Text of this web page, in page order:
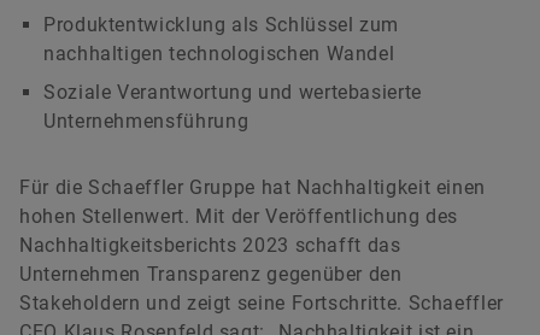
Leiter Kommunikation Finanzen & Nachhaltigkeit
Schaeffler AG
Herzogenaurach
+49 9132 82 3714
Produktentwicklung als Schlüssel zum
nachhaltigen technologischen Wandel
Soziale Verantwortung und wertebasierte
Unternehmensführung
Für die Schaeffler Gruppe hat Nachhaltigkeit einen
hohen Stellenwert. Mit der Veröffentlichung des
Nachhaltigkeitsberichts 2023 schafft das
Unternehmen Transparenz gegenüber den
Stakeholdern und zeigt seine Fortschritte. Schaeffler